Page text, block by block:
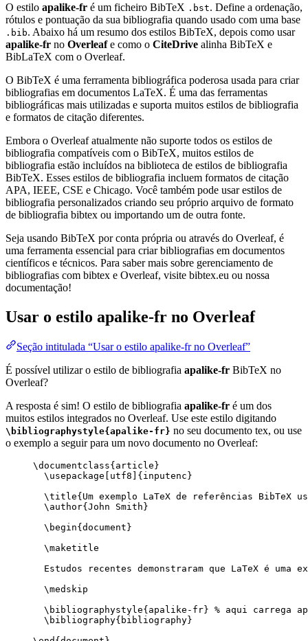
O estilo apalike-fr é um ficheiro BibTeX .bst. Define a ordenação,
rótulos e pontuação da sua bibliografia quando usado com uma base
.bib. Abaixo há um resumo dos estilos BibTeX, depois como usar
apalike-fr no Overleafe como o CiteDrive alinha BibTeX e
BibLaTeX com o Overleaf.
O BibTeX é uma ferramenta bibliográfica poderosa usada para criar
bibliografias em documentos LaTeX. É uma das ferramentas
bibliográficas mais utilizadas e suporta muitos estilos de bibliografia
e formatos de citação diferentes.
Embora o Overleaf atualmente não suporte todos os estilos de
bibliografia compatíveis com o BibTeX, muitos estilos de
bibliografia estão incluídos na biblioteca de estilos de bibliografia
BibTeX. Esses estilos de bibliografia incluem formatos de citação
APA, IEEE, CSE e Chicago. Você também pode usar estilos de
bibliografia personalizados criando seu próprio arquivo de formato
de bibliografia bibtex ou importando um de outra fonte.
Seja usando BibTeX por conta própria ou através do Overleaf, é
uma ferramenta essencial para criar bibliografias em documentos
científicos e técnicos. Para saber mais sobre gerenciamento de
bibliografias com bibtex e Overleaf, visite bibtex.eu ou nossa
documentação!
Usar o estilo apalike-fr no Overleaf
Seção intitulada “Usar o estilo apalike-fr no Overleaf”
É possível utilizar o estilo de bibliografia apalike-fr BibTeX no
Overleaf?
A resposta é sim! O estilo de bibliografia apalike-fr é um dos
muitos estilos integrados no Overleaf. Use este estilo digitando
\bibliographystyle{apalike-fr} no seu documento tex, ou use
o exemplo a seguir para um novo documento no Overleaf:
\documentclass{ article }
\usepackage
utf8 ]{ inputenc }
\title{Um exemplo LaTeX de referências
\author{John Smith}
\begin{ document }
\maketitle
Estudos recentes demonstraram que LaTeX é
\medskip
\bibliographystyle{apalike-fr} % aqui carrega
\bibliography{bibliography}